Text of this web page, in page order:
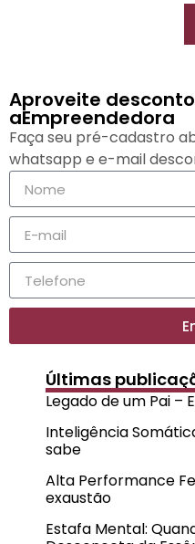
Aproveite
aEmpreendedora
Faça seu pré-cadastro
whatsapp e e-mail
Últimas
Legado de um Pai –
Inteligência
sabe
Alta Performance
exaustão
Estafa Mental: